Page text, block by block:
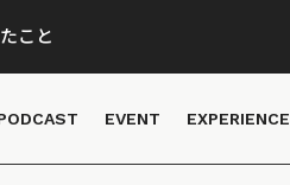
こと
EVENT EXPERIENCE